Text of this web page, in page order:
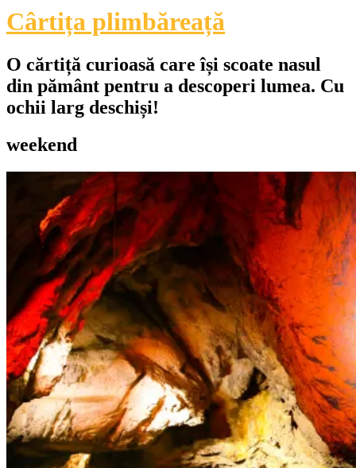
Cârtița plimbăreață
O cărtiță curioasă care își scoate nasul
din pământ pentru a descoperi lumea. Cu
ochii larg deschiși!
weekend